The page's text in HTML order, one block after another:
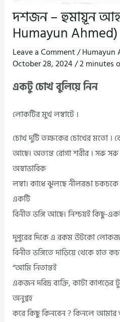
দশজন – হুমায়ূন
Humayun Ahmed)
Leave a Comment/Humayun
October 28, 2024/2 minutes
একটু চোখ বুলিয়ে নিন
লোকটির মুখ লম্বাটে ।
চোখ দুটি তক্ষকের চোখের মতো ।
আছে। অত্যন্ত রোগা শরীর । সরু
অস্বাভাবিক
লম্বা। কাধে ঝুলছে নীলরঙা চকচকে
একটি
বিনীত ভঙ্গি আছে। নিশ্চয়ই কিছু-
দুপুরের দিকে এ রকম উটকো
বিনীত ভঙ্গিতে দাড়িয়ে থেকে হাত
“আমি নিতান্তই
একজন দরিদ্র ব্যক্তি, কাটা
অনুগ্বহ
করে কিছু কিনবেন ? কিনলে আমার